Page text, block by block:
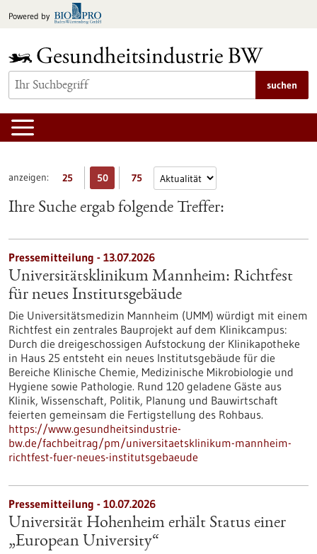
Inhalt
Powered by
suchen
anzeigen: 25 50 75
Ihre Suche ergab folgende Treffer:
Pressemitteilung - 13.07.2026
Universitätsklinikum Mannheim: Richtfest
für neues Institutsgebäude
Die Universitätsmedizin Mannheim (UMM) würdigt mit einem
Richtfest ein zentrales Bauprojekt auf dem Klinikcampus:
Durch die dreigeschossigen Aufstockung der Klinikapotheke
in Haus 25 entsteht ein neues Institutsgebäude für die
Bereiche Klinische Chemie, Medizinische Mikrobiologie und
Hygiene sowie Pathologie. Rund 120 geladene Gäste aus
Klinik, Wissenschaft, Politik, Planung und Bauwirtschaft
feierten gemeinsam die Fertigstellung des Rohbaus.
https://www.gesundheitsindustrie-
bw.de/fachbeitrag/pm/universitaetsklinikum-mannheim-
richtfest-fuer-neues-institutsgebaeude
Pressemitteilung - 10.07.2026
Universität Hohenheim erhält Status einer
„European University“